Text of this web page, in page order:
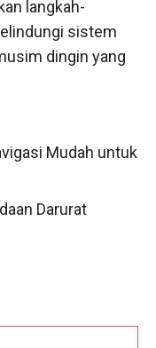
langkah-
sistem
dingin yang
Mudah untuk
Darurat